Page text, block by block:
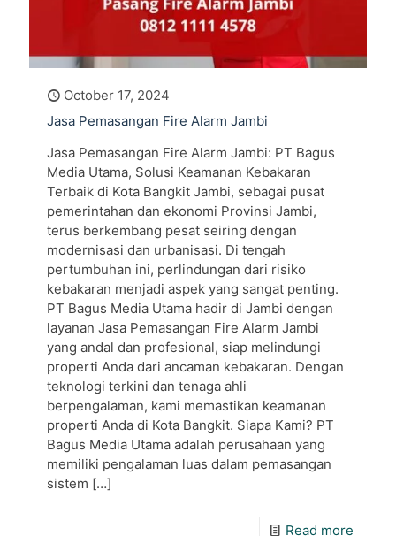
October 17, 2024
Jasa Pemasangan Fire Alarm Jambi
Jasa Pemasangan Fire Alarm Jambi: PT Bagus
Media Utama, Solusi Keamanan Kebakaran
Terbaik di Kota Bangkit Jambi, sebagai pusat
pemerintahan dan ekonomi Provinsi Jambi,
terus berkembang pesat seiring dengan
modernisasi dan urbanisasi. Di tengah
pertumbuhan ini, perlindungan dari risiko
kebakaran menjadi aspek yang sangat penting.
PT Bagus Media Utama hadir di Jambi dengan
layanan Jasa Pemasangan Fire Alarm Jambi
yang andal dan profesional, siap melindungi
properti Anda dari ancaman kebakaran. Dengan
teknologi terkini dan tenaga ahli
berpengalaman, kami memastikan keamanan
properti Anda di Kota Bangkit. Siapa Kami? PT
Bagus Media Utama adalah perusahaan yang
memiliki pengalaman luas dalam pemasangan
sistem […]
Read more